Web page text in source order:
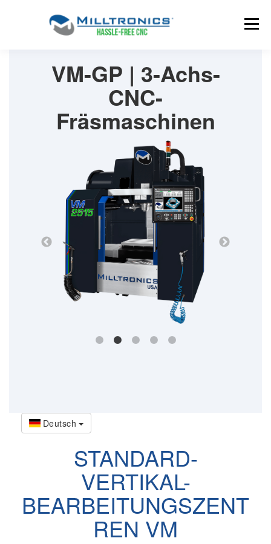
VM-GP | 3-Achs-
CNC-
Fräsmaschinen
Deutsch
STANDARD-
VERTIKAL-
BEARBEITUNGSZENT
REN VM